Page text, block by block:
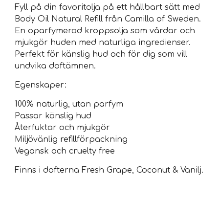
Fyll på din favoritolja på ett hållbart sätt med
Body Oil Natural Refill från Camilla of Sweden.
En oparfymerad kroppsolja som vårdar och
mjukgör huden med naturliga ingredienser.
Perfekt för känslig hud och för dig som vill
undvika doftämnen.
Egenskaper:
100% naturlig, utan parfym
Passar känslig hud
Återfuktar och mjukgör
Miljövänlig refillförpackning
Vegansk och cruelty free
Finns i dofterna Fresh Grape, Coconut & Vanilj.